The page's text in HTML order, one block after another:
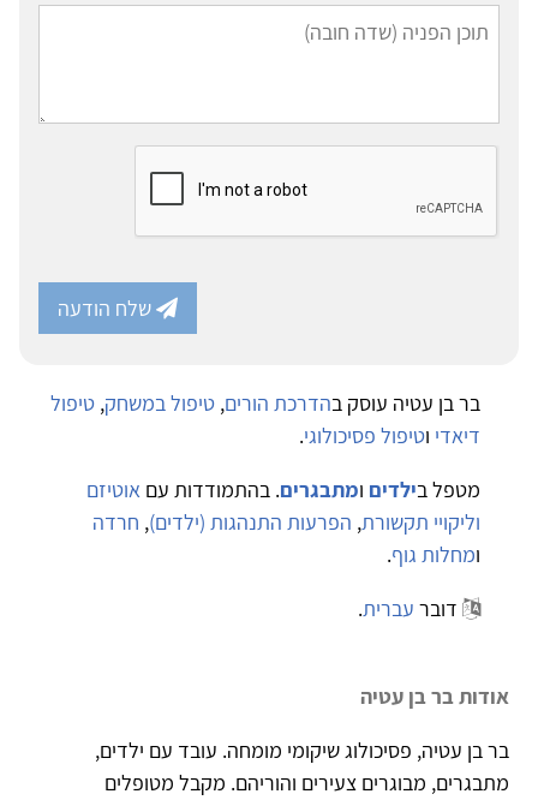
שלח הודעה
בר בן עטיה עוסק בהדרכת הורים, טיפול במשחק, טיפול
דיאדי וטיפול פסיכולוגי.
מטפל בילדים ומתבגרים. בהתמודדות עם אוטיזם
וליקויי תקשורת, הפרעות התנהגות (ילדים), חרדה
ומחלות גוף.
דובר עברית.
אודות בר בן עטיה
בר בן עטיה, פסיכולוג שיקומי מומחה. עובד עם ילדים,
מתבגרים, מבוגרים צעירים והוריהם. מקבל מטופלים